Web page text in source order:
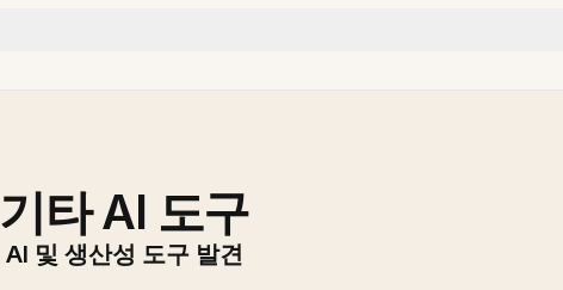
기타 AI 도구
AI 및 생산성 도구 발견